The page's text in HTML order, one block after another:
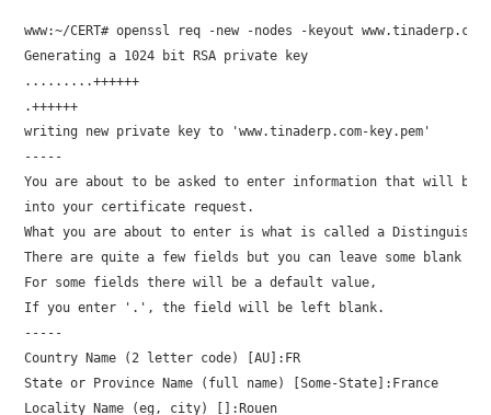
www:~/CERT# openssl req -new -nodes -keyout
Generating a 1024 bit RSA private key
.........++++++
.++++++
writing new private key to 'www.tinaderp.com-key.pem'
-----
You are about to be asked to enter information that will be
into your certificate request.
What you are about to enter is what is called a Distinguished
There are quite a few fields but you can leave some blank
For some fields there will be a default value,
If you enter '.', the field will be left blank.
-----
Country Name (2 letter code) [AU]:FR
State or Province Name (full name) [Some-State]:France
Locality Name (eg, city) []:Rouen